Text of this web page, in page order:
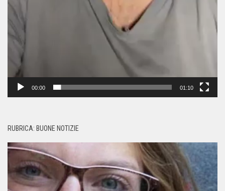
00:00 01:10
RUBRICA: BUONE NOTIZIE